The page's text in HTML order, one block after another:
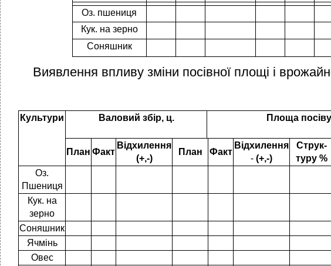
Оз. пшениця
Кук. на зерно
Соняшник
Виявлення впливу зміни посівної площі і
Культури Валовий збір, ц. Площа посіву
План Факт
Відхилення
(+,-)
План Факт
Відхилення
- (+,-)
Струк-
туру %
Оз.
Пшениця
Кук. на
зерно
Соняшник
Ячмінь
Овес